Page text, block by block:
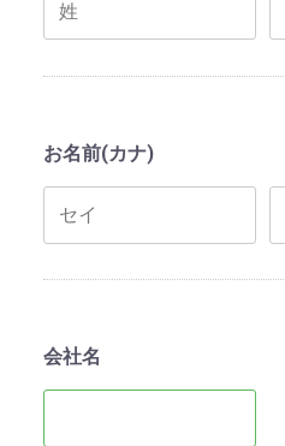
お名前(カナ)
会社名